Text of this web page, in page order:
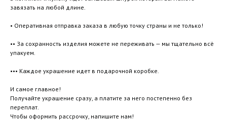
завязать на любой длине.
• Оперативная отправка заказа в любую точку страны и не только!
•• За сохранность изделия можете не переживать — мы тщательно всё
упакуем.
••• Каждое украшение идет в подарочной коробке.
И самое главное!
Получайте украшение сразу, а платите за него постепенно без
переплат.
Чтобы оформить рассрочку, напишите нам!